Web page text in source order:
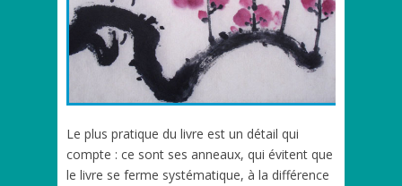
Le plus pratique du livre est un détail qui
compte : ce sont ses anneaux, qui évitent que
le livre se ferme systématique, à la différence